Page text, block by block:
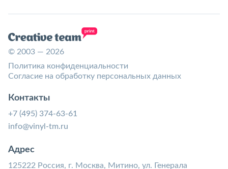
© 2003 — 2026
Политика конфиденциальности
Согласие на обработку персональных данных
Контакты
+7 (495) 374-63-61
info@vinyl-tm.ru
Адрес
125222 Россия, г. Москва, Митино, ул. Генерала